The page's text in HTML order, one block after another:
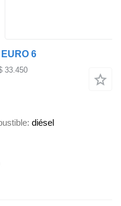
6
33.450
diésel